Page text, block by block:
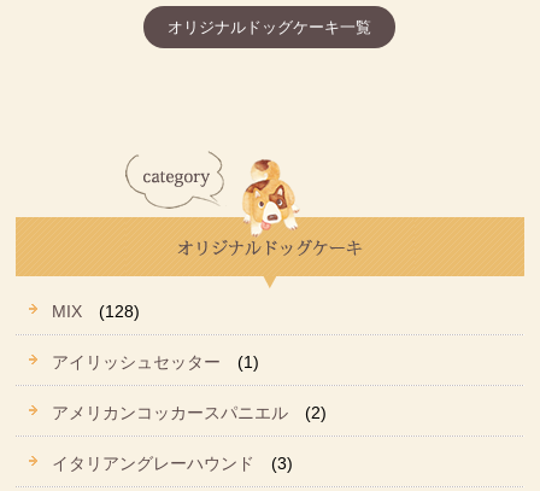
オリジナルドッグケーキ一覧
MIX (128)
アイリッシュセッター (1)
アメリカンコッカースパニエル (2)
イタリアングレーハウンド (3)